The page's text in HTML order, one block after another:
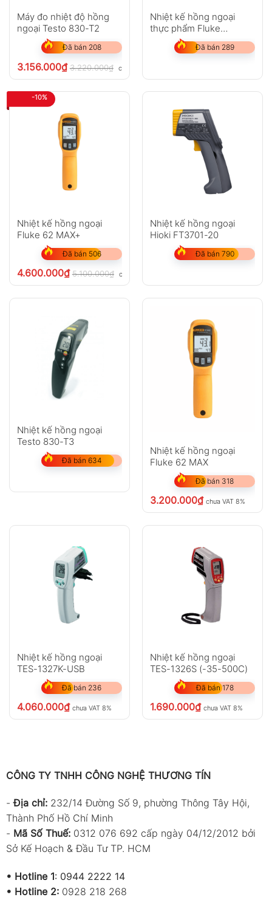
Máy đo nhiệt độ hồng
ngoại Testo 830-T2
Đã bán 208
3.156.000₫ 3.220.000₫ chưa VAT 8%
Nhiệt kế hồng ngoại
thực phẩm Fluke
FoodPro Plus
Đã bán 289
-10%
Nhiệt kế hồng ngoại
Fluke 62 MAX+
Đã bán 506
4.600.000₫ 5.100.000₫ chưa VAT 8%
Nhiệt kế hồng ngoại
Hioki FT3701-20
Đã bán 790
Nhiệt kế hồng ngoại
Testo 830-T3
Đã bán 634
Nhiệt kế hồng ngoại
Fluke 62 MAX
Đã bán 318
3.200.000₫ chưa VAT 8%
Nhiệt kế hồng ngoại
TES-1327K-USB
Đã bán 236
4.060.000₫ chưa VAT 8%
Nhiệt kế hồng ngoại
TES-1326S (-35-500C)
Đã bán 178
1.690.000₫ chưa VAT 8%
CÔNG TY TNHH CÔNG NGHỆ THƯƠNG TÍN
-Địa chỉ: 232/14 Đường Số 9, phường Thông Tây Hội,
Thành Phố Hồ Chí Minh
- Mã Số Thuế: 0312 076 692 cấp ngày 04/12/2012 bởi
Sở Kế Hoạch & Đầu Tư TP. HCM
• Hotline 1: 0944 2222 14
• Hotline 2: 0928 218 268